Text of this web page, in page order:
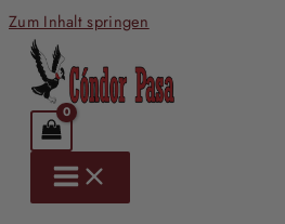
Zum Inhalt springen